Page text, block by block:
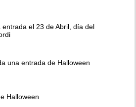
entrada el 23 de Abril, día del
una entrada de Halloween
Halloween